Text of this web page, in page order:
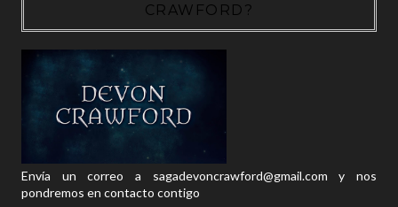
CRAWFORD?
Envía un correo a sagadevoncrawford@gmail.com y nos
pondremos en contacto contigo